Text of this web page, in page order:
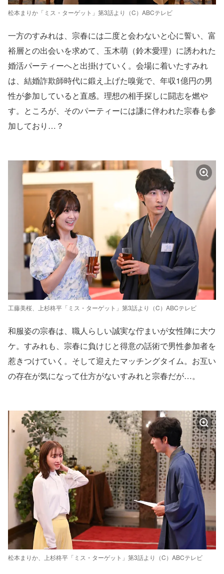
松本まりか「ミス・ターゲット」第3話より（C）ABCテレビ
一方のすみれは、宗春には二度と会わないと心に誓い、富
裕層との出会いを求めて、玉木萌（鈴木愛理）に誘われた
婚活パーティーへと出掛けていく。会場に着いたすみれ
は、結婚詐欺師時代に鍛え上げた嗅覚で、年収1億円の男
性が参加していると直感。理想の相手探しに闘志を燃や
す。ところが、そのパーティーには謙に伴われた宗春も参
加しており…？
工藤美桜、上杉柊平「ミス・ターゲット」第3話より（C）ABCテレビ
和服姿の宗春は、職人らしい誠実な佇まいが女性陣に大ウ
ケ。すみれも、宗春に負けじと得意の話術で男性参加者を
惹きつけていく。そして迎えたマッチングタイム。お互い
の存在が気になって仕方がないすみれと宗春だが…。
松本まりか、上杉柊平「ミス・ターゲット」第3話より（C）ABCテレビ